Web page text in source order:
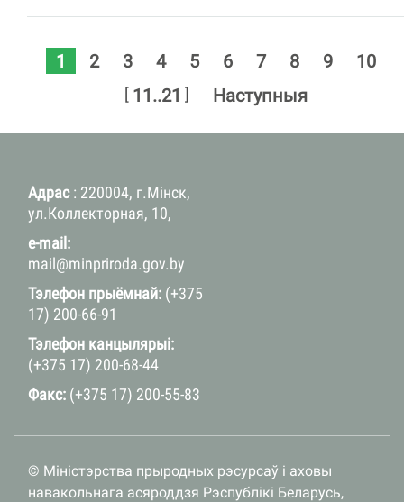
1 2 3 4 5 6 7 8 9 10
[ 11..21 ] Наступныя
Адрас: 220004, г.Мінск,
ул.Коллекторная, 10,
e-mail:
mail@minpriroda.gov.by
Тэлефон прыёмнай: (+375
17) 200-66-91
Тэлефон канцылярыі:
(+375 17) 200-68-44
Факс: (+375 17) 200-55-83
© Міністэрства прыродных рэсурсаў і аховы
навакольнага асяроддзя Рэспублікі Беларусь,